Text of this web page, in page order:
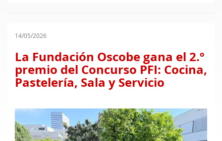
14/05/2026
La Fundación Oscobe gana el 2.º
premio del Concurso PFI: Cocina,
Pastelería, Sala y Servicio